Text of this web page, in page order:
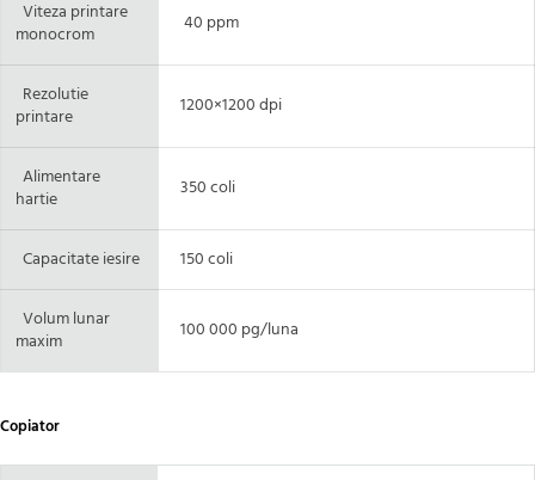
Viteza printare
monocrom
40 ppm
Rezolutie
printare
1200×1200 dpi
Alimentare
hartie
350 coli
Capacitate iesire 150 coli
Volum lunar
maxim
100 000 pg/luna
Copiator